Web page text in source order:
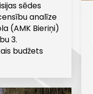
sēdes
analīze
(AMK Bieriņi)
3.
budžets